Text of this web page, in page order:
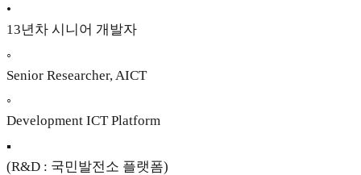
•
13년차 시니어 개발자
◦
Senior Researcher, AICT
◦
Development ICT Platform
▪
(R&D : 국민발전소 플랫폼)